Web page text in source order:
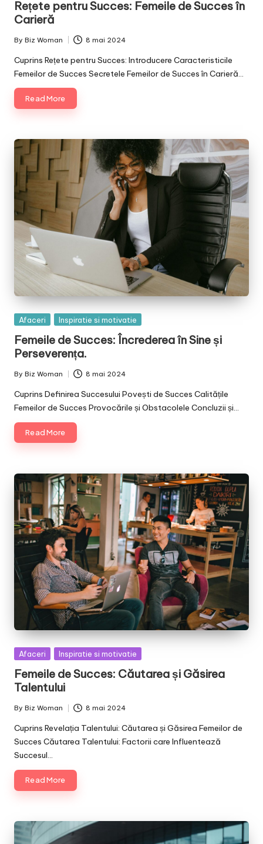
Rețete pentru Succes: Femeile de Succes în
Carieră
Posted
by
By Biz Woman 8 mai 2024
Cuprins Rețete pentru Succes: Introducere Caracteristicile
Femeilor de Succes Secretele Femeilor de Succes în Carieră…
Read More
Posted
Afaceri Inspiratie si motivatie
Femeile de Succes: Încrederea în Sine și
Perseverența.
Posted
by
By Biz Woman 8 mai 2024
Cuprins Definirea Succesului Povești de Succes Calitățile
Femeilor de Succes Provocările și Obstacolele Concluzii și…
Read More
Posted
Afaceri Inspiratie si motivatie
Femeile de Succes: Căutarea și Găsirea
Talentului
Posted
by
By Biz Woman 8 mai 2024
Cuprins Revelația Talentului: Căutarea și Găsirea Femeilor de
Succes Căutarea Talentului: Factorii care Influentează
Succesul…
Read More